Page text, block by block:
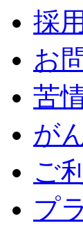
採
お
苦
が
ご
プ